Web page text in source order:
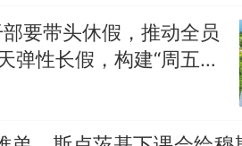
要带头休假，推动全员
弹性长假，构建“周五半